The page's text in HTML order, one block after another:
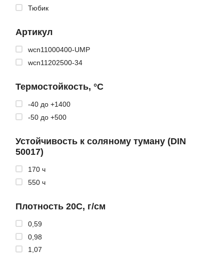
Тюбик
Артикул
wcn11000400-UMP
wcn11202500-34
Термостойкость, °C
-40 до +1400
-50 до +500
Устойчивость к соляному туману (DIN
50017)
170 ч
550 ч
Плотность 20С, г/см
0,59
0,98
1,07